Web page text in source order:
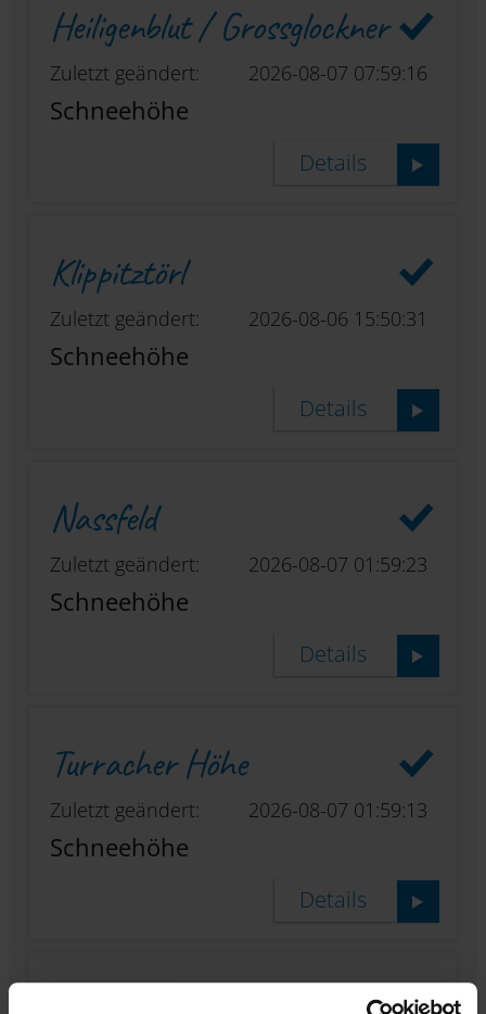
Heiligenblut / Grossglockner
Zuletzt geändert: 2026-08-07 07:59:16
Schneehöhe
Details
Klippitztörl
Zuletzt geändert: 2026-08-06 15:50:31
Schneehöhe
Details
Nassfeld
Zuletzt geändert: 2026-08-07 01:59:23
Schneehöhe
Details
Turracher Höhe
Zuletzt geändert: 2026-08-07 01:59:13
Schneehöhe
Details